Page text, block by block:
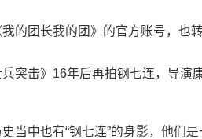
的团长我的团》的官方账号，也转
当中也有“钢七连”的身影，他们